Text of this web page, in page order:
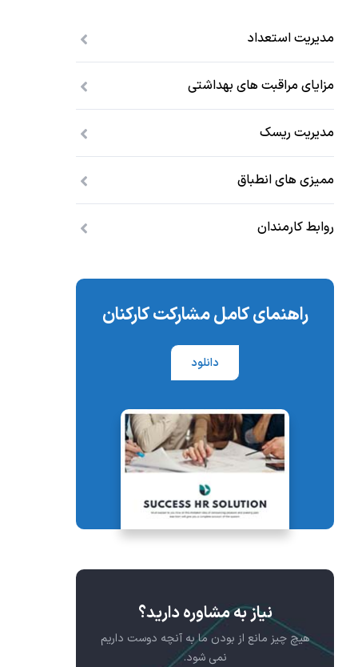
مدیریت استعداد
مزایای مراقبت های بهداشتی
مدیریت ریسک
ممیزی های انطباق
روابط کارمندان
راهنمای کامل مشارکت کارکنان
دانلود
نیاز به مشاوره دارید؟
هیچ چیز مانع از بودن ما به آنچه دوست داریم
نمی شود.